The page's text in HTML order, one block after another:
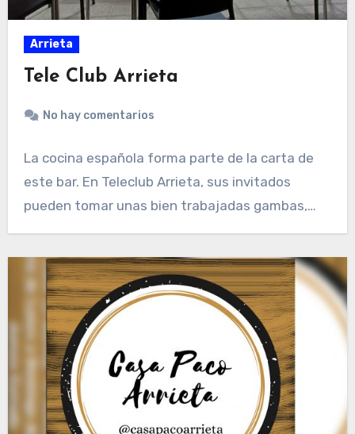
Arrieta
Tele Club Arrieta
No hay comentarios
La cocina española forma parte de la carta de
este bar. En Teleclub Arrieta, sus invitados
pueden tomar unas bien trabajadas gambas,…